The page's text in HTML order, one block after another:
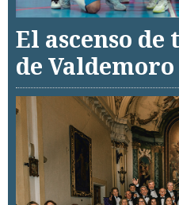
El ascenso
de Valdemoro